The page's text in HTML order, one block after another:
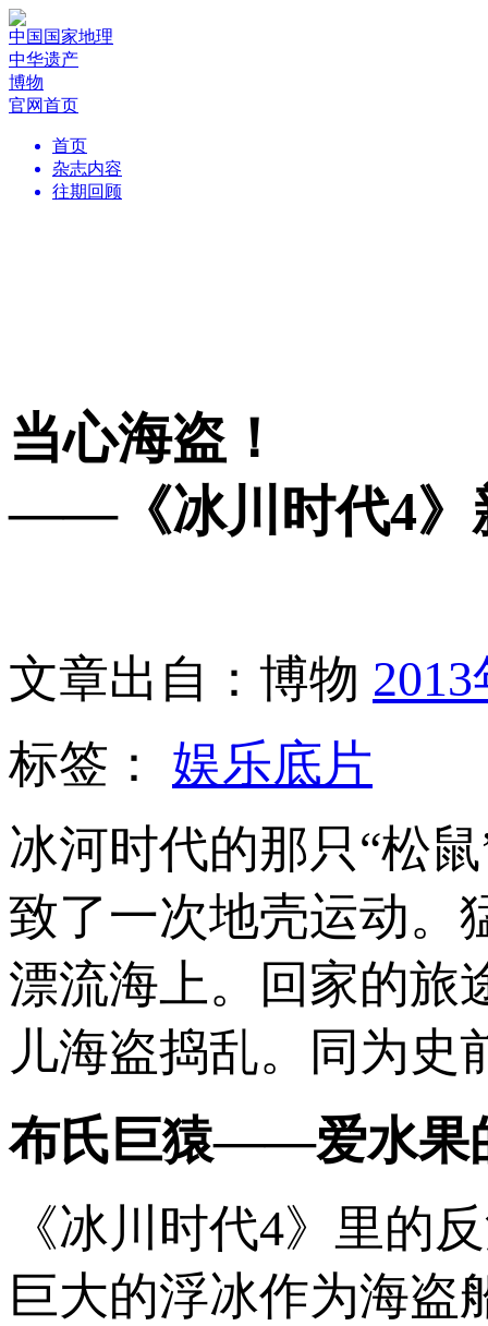
中国国家地理
中华遗产
博物
官网首页
首页
杂志内容
往期回顾
当心海盗！
——《冰川时代4》
文章出自：博物
标签： 娱乐底片
冰河时代的那只“松
致了一次地壳运动。
漂流海上。回家的旅
儿海盗捣乱。同为史
布氏巨猿——爱水果
《冰川时代4》里的
巨大的浮冰作为海盗